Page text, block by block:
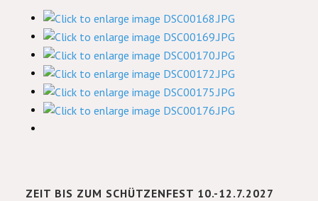
ZEIT BIS ZUM SCHÜTZENFEST 10.-12.7.2027